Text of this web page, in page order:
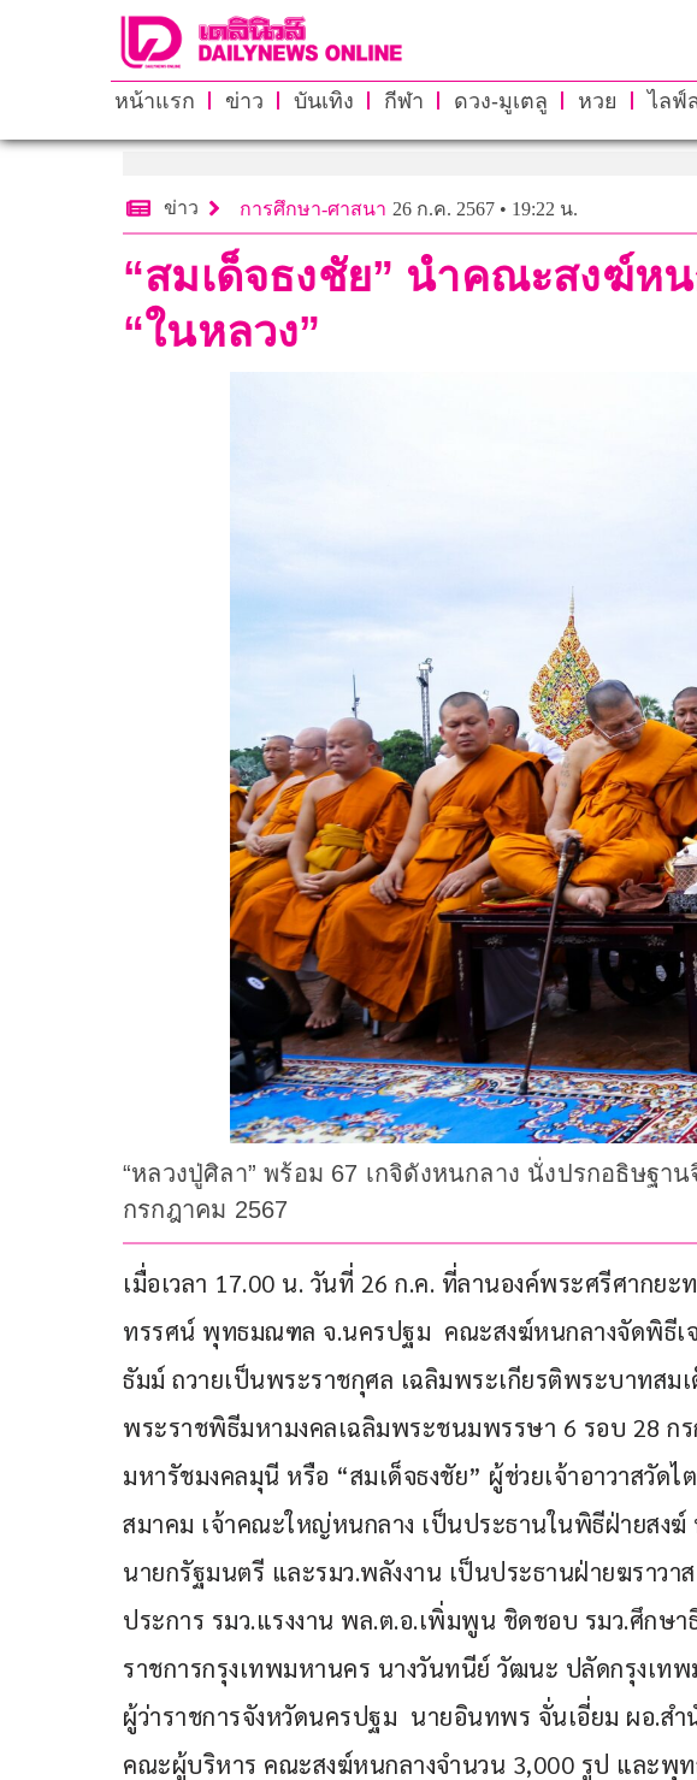
หน้าแรก ข่าว บันเทิง กีฬา ดวง-มูเตลู หวย ไลฟ์
ข่าว การศึกษา-ศาสนา 26 ก.ค. 2567 • 19:22 น.
“สมเด็จธงชัย” นำคณะสงฆ์ห
“ในหลวง”
“หลวงปู่ศิลา” พร้อม 67 เกจิดังหนกลาง นั่งปรกอธิษฐ
กรกฎาคม 2567
เมื่อเวลา 17.00 น. วันที่ 26 ก.ค. ที่ลานองค์พระศรีศาก
ทรรศน์ พุทธมณฑล จ.นครปฐม  คณะสงฆ์หนกลางจัดพิธี
ธัมม์ ถวายเป็นพระราชกุศล เฉลิมพระเกียรติพระบาทสมเ
พระราชพิธีมหามงคลเฉลิมพระชนมพรรษา 6 รอบ 28 ก
มหารัชมงคลมุนี หรือ “สมเด็จธงชัย” ผู้ช่วยเจ้าอาวาสวัดไ
สมาคม เจ้าคณะใหญ่หนกลาง เป็นประธานในพิธีฝ่ายสงฆ์
นายกรัฐมนตรี และรมว.พลังงาน เป็นประธานฝ่ายฆราว
ประการ รมว.แรงงาน พล.ต.อ.เพิ่มพูน ชิดชอบ รมว.ศึกษ
ราชการกรุงเทพมหานคร นางวันทนีย์ วัฒนะ ปลัดกรุงเท
ผู้ว่าราชการจังหวัดนครปฐม  นายอินทพร จั่นเอี่ยม ผอ.ส
คณะผู้บริหาร คณะสงฆ์หนกลางจำนวน 3,000 รูป และพุ